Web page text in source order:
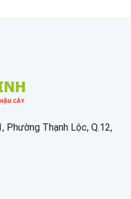
Thạnh Lộc, Q.12,